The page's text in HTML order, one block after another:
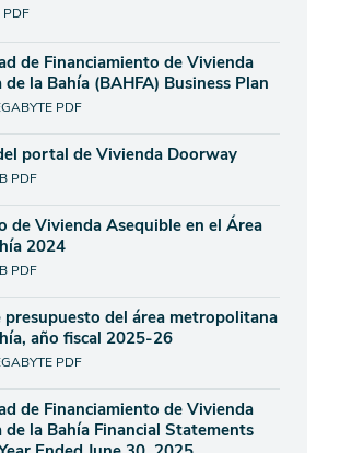
PDF
de Financiamiento de Vivienda
de la Bahía (BAHFA) Business Plan
PDF
portal de Vivienda Doorway
PDF
de Vivienda Asequible en el Área
2024
PDF
presupuesto del área metropolitana
año fiscal 2025-26
PDF
de Financiamiento de Vivienda
de la Bahía Financial Statements